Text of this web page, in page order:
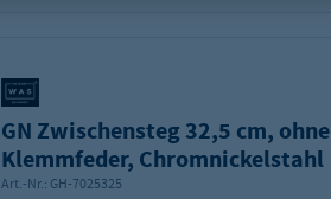
GN Zwischensteg 32,5 cm, ohne
Klemmfeder, Chromnickelstahl
Art.-Nr.: GH-7025325